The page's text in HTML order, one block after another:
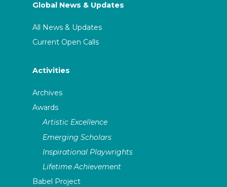
Global News & Updates
All News & Updates
Current Open Calls
Activities
Archives
Awards
Artistic Excellence
Emerging Scholars
Inspirational Playwrights
Lifetime Achievement
Babel Project